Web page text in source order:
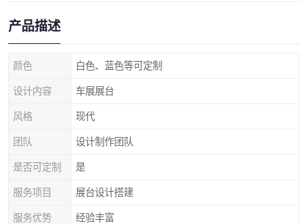
产品描述
颜色 白色、蓝色等可定制
设计内容 车展展台
风格 现代
团队 设计制作团队
是否可定制 是
服务项目 展台设计搭建
服务优势 经验丰富